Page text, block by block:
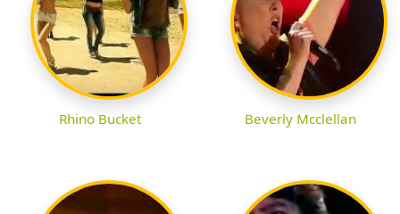
Rhino Bucket Beverly Mcclellan